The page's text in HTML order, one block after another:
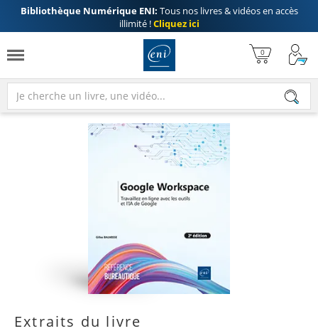
Bibliothèque Numérique ENI: Tous nos livres & vidéos en accès
illimité !Cliquez ici
Extraits du livre